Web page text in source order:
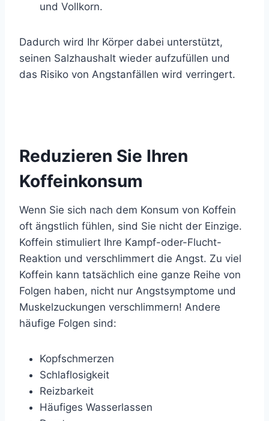
und Vollkorn.
Dadurch wird Ihr Körper dabei unterstützt,
seinen Salzhaushalt wieder aufzufüllen und
das Risiko von Angstanfällen wird verringert.
Reduzieren Sie Ihren
Koffeinkonsum
Wenn Sie sich nach dem Konsum von Koffein
oft ängstlich fühlen, sind Sie nicht der Einzige.
Koffein stimuliert Ihre Kampf-oder-Flucht-
Reaktion und verschlimmert die Angst. Zu viel
Koffein kann tatsächlich eine ganze Reihe von
Folgen haben, nicht nur Angstsymptome und
Muskelzuckungen verschlimmern! Andere
häufige Folgen sind:
Kopfschmerzen
Schlaflosigkeit
Reizbarkeit
Häufiges Wasserlassen